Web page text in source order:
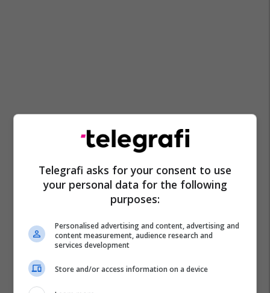
Telegrafi asks for your consent to use
your personal data for the following
purposes:
Personalised advertising and content, advertising and
content measurement, audience research and
services development
Store and/or access information on a device